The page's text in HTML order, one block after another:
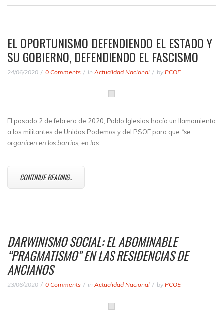
EL OPORTUNISMO DEFENDIENDO EL ESTADO Y
SU GOBIERNO, DEFENDIENDO EL FASCISMO
24/06/2020 0 Comments in Actualidad Nacional by PCOE
El pasado 2 de febrero de 2020, Pablo Iglesias hacía un llamamiento
a los militantes de Unidas Podemos y del PSOE para que “se
organicen en los barrios, en las…
CONTINUE READING..
DARWINISMO SOCIAL: EL ABOMINABLE
“PRAGMATISMO” EN LAS RESIDENCIAS DE
ANCIANOS
23/06/2020 0 Comments in Actualidad Nacional by PCOE